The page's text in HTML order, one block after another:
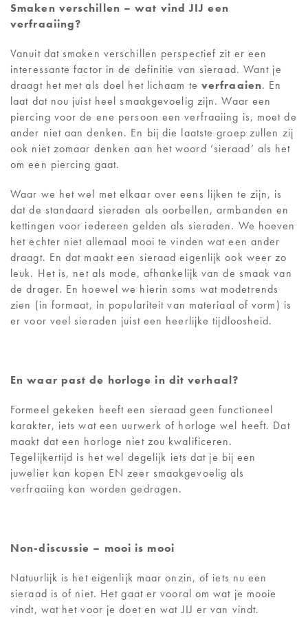
Smaken verschillen – wat vind JIJ een
verfraaiing?
Vanuit dat smaken verschillen perspectief zit er een
interessante factor in de definitie van sieraad. Want je
draagt het met als doel het lichaam te verfraaien. En
laat dat nou juist heel smaakgevoelig zijn. Waar een
piercing voor de ene persoon een verfraaiing is, moet de
ander niet aan denken. En bij die laatste groep zullen zij
ook niet zomaar denken aan het woord ‘sieraad’ als het
om een piercing gaat.
Waar we het wel met elkaar over eens lijken te zijn, is
dat de standaard sieraden als oorbellen, armbanden en
kettingen voor iedereen gelden als sieraden. We hoeven
het echter niet allemaal mooi te vinden wat een ander
draagt. En dat maakt een sieraad eigenlijk ook weer zo
leuk. Het is, net als mode, afhankelijk van de smaak van
de drager. En hoewel we hierin soms wat modetrends
zien (in formaat, in populariteit van materiaal of vorm) is
er voor veel sieraden juist een heerlijke tijdloosheid.
En waar past de horloge in dit verhaal?
Formeel gekeken heeft een sieraad geen functioneel
karakter, iets wat een uurwerk of horloge wel heeft. Dat
maakt dat een horloge niet zou kwalificeren.
Tegelijkertijd is het wel degelijk iets dat je bij een
juwelier kan kopen EN zeer smaakgevoelig als
verfraaiing kan worden gedragen.
Non-discussie – mooi is mooi
Natuurlijk is het eigenlijk maar onzin, of iets nu een
sieraad is of niet. Het gaat er vooral om wat je mooie
vindt, wat het voor je doet en wat JIJ er van vindt.